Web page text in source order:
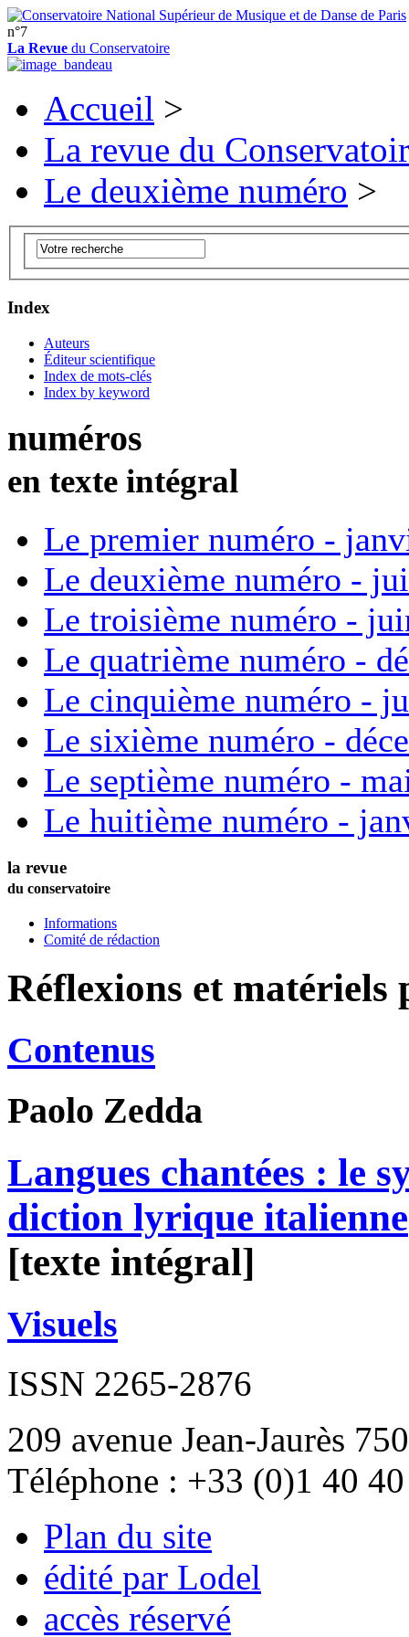
n°7
La Revue du Conservatoire
Accueil >
La revue du
Le deuxième numéro >
Index
Auteurs
Éditeur scientifique
Index de mots-clés
Index by keyword
numéros
en texte intégral
Le premier numéro -
Le deuxième numéro -
Le troisième numéro -
Le quatrième numéro -
Le cinquième numéro -
Le sixième numéro -
Le septième numéro -
Le huitième numéro -
la revue
du conservatoire
Informations
Comité de rédaction
Réflexions et matériels
Contenus
Paolo Zedda
Langues chantées : le
diction lyrique italienne
[texte intégral]
Visuels
ISSN 2265-2876
209 avenue Jean-Jaurès
Téléphone : +33 (0)1 40
Plan du site
édité par Lodel
accès réservé